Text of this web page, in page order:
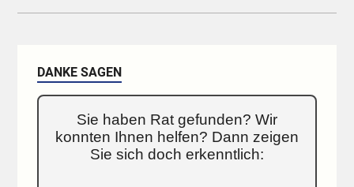
DANKE SAGEN
Sie haben Rat gefunden? Wir
konnten Ihnen helfen? Dann zeigen
Sie sich doch erkenntlich: